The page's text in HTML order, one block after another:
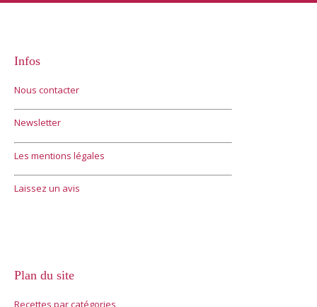
Infos
Nous contacter
Newsletter
Les mentions légales
Laissez un avis
Plan du site